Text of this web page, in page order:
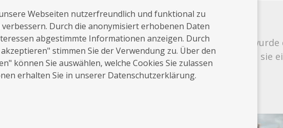
Mich
meinem Interesse zum Einfangen schöner Augenblicke wurde
Mit dieser möchte ich Menschen erreichen und sie
werden lassen.
Webseiten nutzerfreundlich und funktional zu
Durch die anonymisiert erhobenen Daten
abgestimmte Informationen anzeigen. Durch
stimmen Sie der Verwendung zu. Über den
können Sie auswählen, welche Cookies Sie zulassen
erhalten Sie in unserer Datenschutzerklärung.